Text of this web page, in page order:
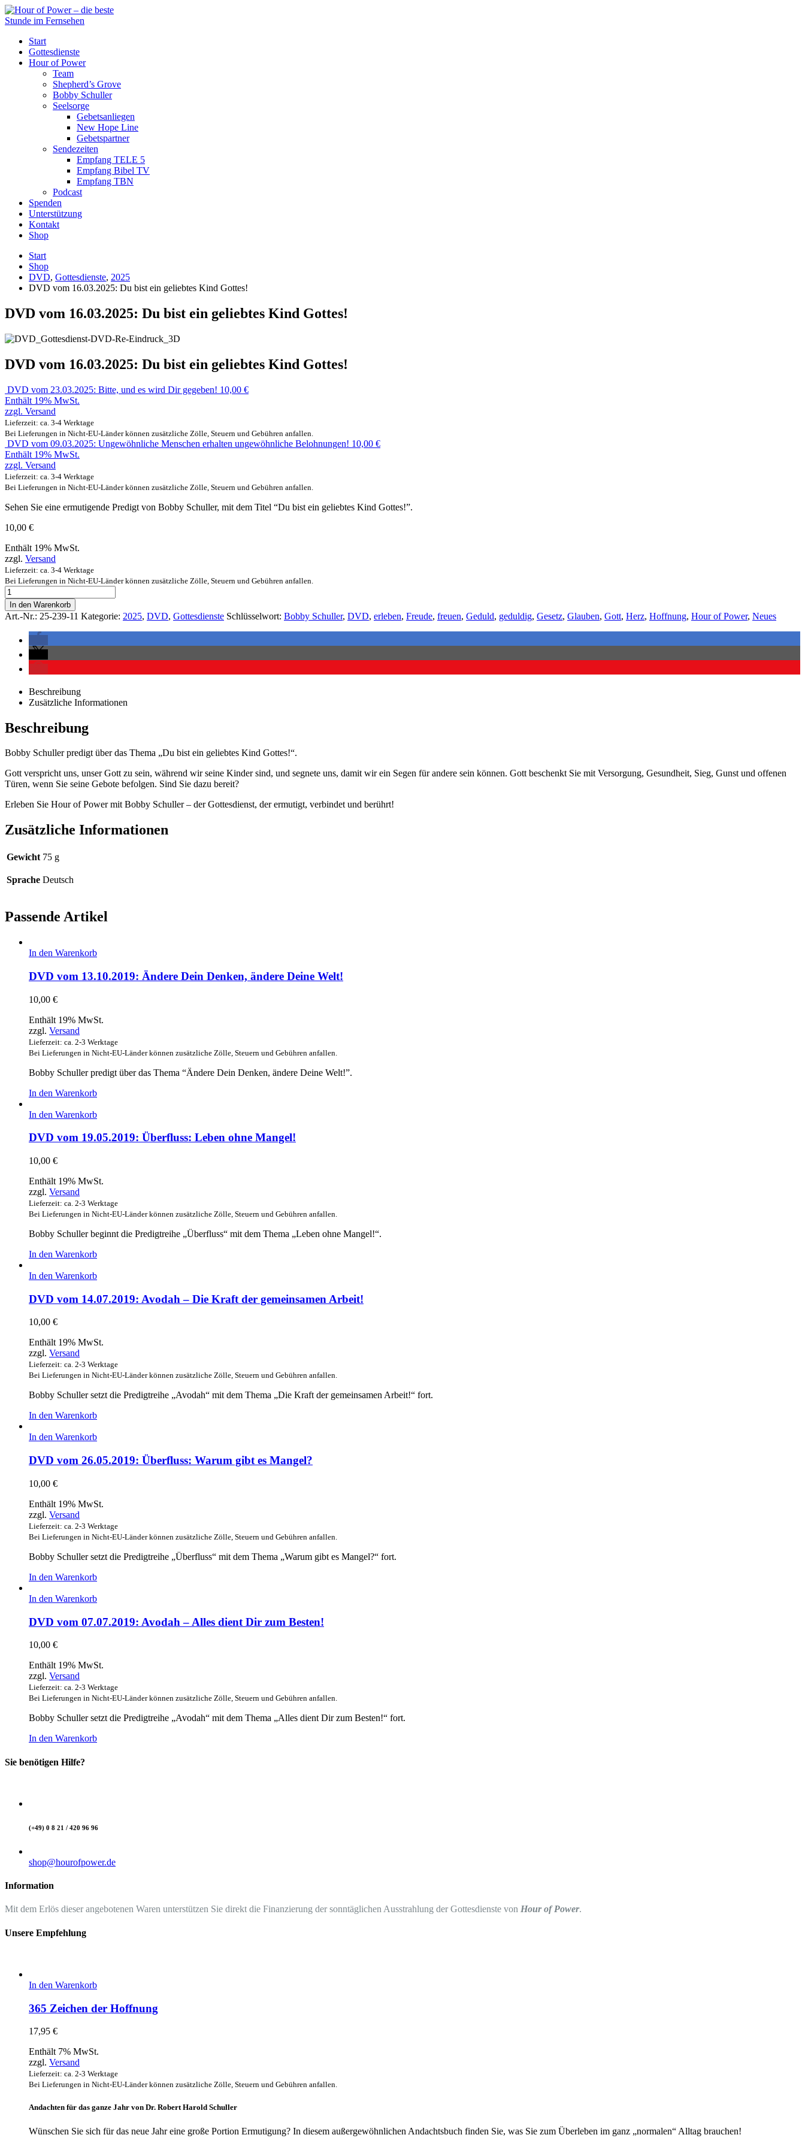
Start
Gottesdienste
Hour of Power
Team
Shepherd’s Grove
Bobby Schuller
Seelsorge
Gebetsanliegen
New Hope Line
Gebetspartner
Sendezeiten
Empfang TELE 5
Empfang Bibel TV
Empfang TBN
Podcast
Spenden
Unterstützung
Kontakt
Shop
Start
Shop
DVD, Gottesdienste, 2025
DVD vom 16.03.2025: Du bist ein geliebtes Kind Gottes!
DVD vom 16.03.2025: Du bist ein geliebtes Kind Gottes!
DVD vom 16.03.2025: Du bist ein geliebtes Kind Gottes!
DVD vom 23.03.2025: Bitte, und es wird Dir gegeben! 10,00 €
Enthält 19% MwSt.
zzgl. Versand
Lieferzeit: ca. 3-4 Werktage
Bei Lieferungen in Nicht-EU-Länder können zusätzliche Zölle, Steuern und Gebühren anfallen.
DVD vom 09.03.2025: Ungewöhnliche Menschen erhalten ungewöhnliche Belohnungen! 10,00 €
Enthält 19% MwSt.
zzgl. Versand
Lieferzeit: ca. 3-4 Werktage
Bei Lieferungen in Nicht-EU-Länder können zusätzliche Zölle, Steuern und Gebühren anfallen.
Sehen Sie eine ermutigende Predigt von Bobby Schuller, mit dem Titel “Du bist ein geliebtes Kind Gottes!”.
10,00 €
Enthält 19% MwSt.
zzgl. Versand
Lieferzeit: ca. 3-4 Werktage
Bei Lieferungen in Nicht-EU-Länder können zusätzliche Zölle, Steuern und Gebühren anfallen.
In den Warenkorb
Art.-Nr.: 25-239-11 Kategorie: 2025, DVD, Gottesdienste Schlüsselwort: Bobby Schuller, DVD, erleben, Freude, freuen, Geduld, geduldig, Gesetz, Glauben, Gott, Herz, Hoffnung, Hour of Power, Neues
Beschreibung
Zusätzliche Informationen
Beschreibung
Bobby Schuller predigt über das Thema „Du bist ein geliebtes Kind Gottes!“.
Gott verspricht uns, unser Gott zu sein, während wir seine Kinder sind, und segnete uns, damit wir ein Segen für andere sein können. Gott beschenkt Sie mit Versorgung, Gesundheit, Sieg, Gunst und offenen
Türen, wenn Sie seine Gebote befolgen. Sind Sie dazu bereit?
Erleben Sie Hour of Power mit Bobby Schuller – der Gottesdienst, der ermutigt, verbindet und berührt!
Zusätzliche Informationen
Gewicht 75 g
Sprache Deutsch
Passende Artikel
In den Warenkorb
DVD vom 13.10.2019: Ändere Dein Denken, ändere Deine Welt!
10,00 €
Enthält 19% MwSt.
zzgl. Versand
Lieferzeit: ca. 2-3 Werktage
Bei Lieferungen in Nicht-EU-Länder können zusätzliche Zölle, Steuern und Gebühren anfallen.
Bobby Schuller predigt über das Thema “Ändere Dein Denken, ändere Deine Welt!”.
In den Warenkorb
In den Warenkorb
DVD vom 19.05.2019: Überfluss: Leben ohne Mangel!
10,00 €
Enthält 19% MwSt.
zzgl. Versand
Lieferzeit: ca. 2-3 Werktage
Bei Lieferungen in Nicht-EU-Länder können zusätzliche Zölle, Steuern und Gebühren anfallen.
Bobby Schuller beginnt die Predigtreihe „Überfluss“ mit dem Thema „Leben ohne Mangel!“.
In den Warenkorb
In den Warenkorb
DVD vom 14.07.2019: Avodah – Die Kraft der gemeinsamen Arbeit!
10,00 €
Enthält 19% MwSt.
zzgl. Versand
Lieferzeit: ca. 2-3 Werktage
Bei Lieferungen in Nicht-EU-Länder können zusätzliche Zölle, Steuern und Gebühren anfallen.
Bobby Schuller setzt die Predigtreihe „Avodah“ mit dem Thema „Die Kraft der gemeinsamen Arbeit!“ fort.
In den Warenkorb
In den Warenkorb
DVD vom 26.05.2019: Überfluss: Warum gibt es Mangel?
10,00 €
Enthält 19% MwSt.
zzgl. Versand
Lieferzeit: ca. 2-3 Werktage
Bei Lieferungen in Nicht-EU-Länder können zusätzliche Zölle, Steuern und Gebühren anfallen.
Bobby Schuller setzt die Predigtreihe „Überfluss“ mit dem Thema „Warum gibt es Mangel?“ fort.
In den Warenkorb
In den Warenkorb
DVD vom 07.07.2019: Avodah – Alles dient Dir zum Besten!
10,00 €
Enthält 19% MwSt.
zzgl. Versand
Lieferzeit: ca. 2-3 Werktage
Bei Lieferungen in Nicht-EU-Länder können zusätzliche Zölle, Steuern und Gebühren anfallen.
Bobby Schuller setzt die Predigtreihe „Avodah“ mit dem Thema „Alles dient Dir zum Besten!“ fort.
In den Warenkorb
Sie benötigen Hilfe?
(+49) 0 8 21 / 420 96 96
shop@hourofpower.de
Information
Mit dem Erlös dieser angebotenen Waren unterstützen Sie direkt die Finanzierung der sonntäglichen Ausstrahlung der Gottesdienste von Hour of Power.
Unsere Empfehlung
In den Warenkorb
365 Zeichen der Hoffnung
17,95 €
Enthält 7% MwSt.
zzgl. Versand
Lieferzeit: ca. 2-3 Werktage
Bei Lieferungen in Nicht-EU-Länder können zusätzliche Zölle, Steuern und Gebühren anfallen.
Andachten für das ganze Jahr von Dr. Robert Harold Schuller
Wünschen Sie sich für das neue Jahr eine große Portion Ermutigung? In diesem außergewöhnlichen Andachtsbuch finden Sie, was Sie zum Überleben im ganz „normalen“ Alltag brauchen!